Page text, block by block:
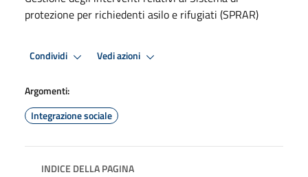
protezione per richiedenti asilo e rifugiati (SPRAR)
Condividi Vedi azioni
Argomenti:
Integrazione sociale
INDICE DELLA PAGINA